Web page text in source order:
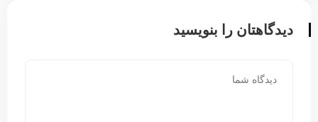
دیدگاهتان را بنویسید